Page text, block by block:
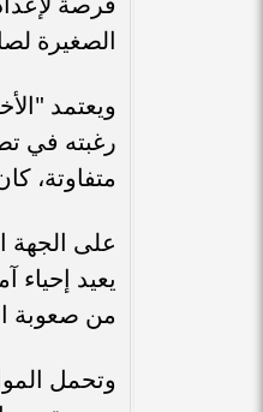
الصغيرة
ويعتمد
رغبته في
متفاوتة،
على الجهة
يعيد إحياء
من صعوبة